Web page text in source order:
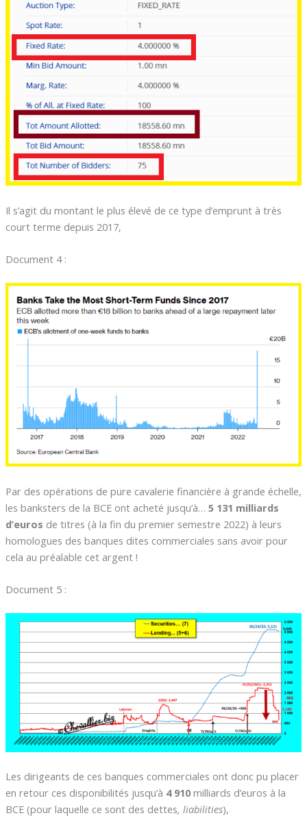
Il s’agit du montant le plus élevé de ce type d’emprunt à très
court terme depuis 2017,
Document 4 :
Par des opérations de pure cavalerie financière à grande échelle,
les banksters de la BCE ont acheté jusqu’à… 5 131 milliards
d’euros de titres (à la fin du premier semestre 2022) à leurs
homologues des banques dites commerciales sans avoir pour
cela au préalable cet argent !
Document 5 :
Les dirigeants de ces banques commerciales ont donc pu placer
en retour ces disponibilités jusqu’à 4 910milliards d’euros à la
BCE (pour laquelle ce sont des dettes, liabilities),